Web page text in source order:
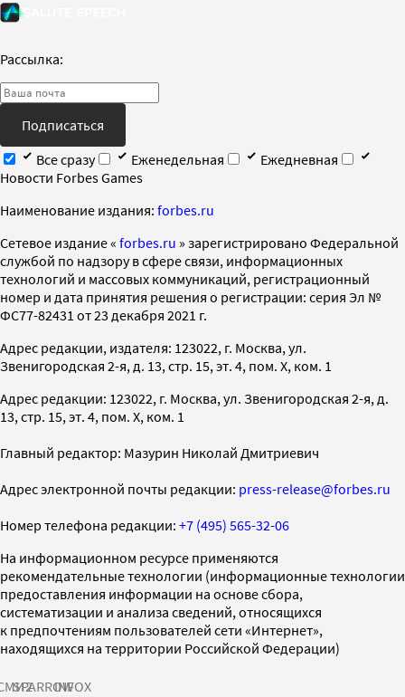
Рассылка:
Подписаться
Все сразу
Еженедельная
Ежедневная
Новости Forbes Games
Наименование издания: forbes.ru
Cетевое издание « forbes.ru » зарегистрировано Федеральной
службой по надзору в сфере связи, информационных
технологий и массовых коммуникаций, регистрационный
номер и дата принятия решения о регистрации: серия Эл №
ФС77-82431 от 23 декабря 2021 г.
Адрес редакции, издателя: 123022, г. Москва, ул.
Звенигородская 2-я, д. 13, стр. 15, эт. 4, пом. X, ком. 1
Адрес редакции: 123022, г. Москва, ул. Звенигородская 2-я, д.
13, стр. 15, эт. 4, пом. X, ком. 1
Главный редактор: Мазурин Николай Дмитриевич
Адрес электронной почты редакции: press-release@forbes.ru
Номер телефона редакции: +7 (495) 565-32-06
На информационном ресурсе применяются
рекомендательные технологии (информационные технологии
предоставления информации на основе сбора,
систематизации и анализа сведений, относящихся
к предпочтениям пользователей сети «Интернет»,
находящихся на территории Российской Федерации)
SPARROWINFOX